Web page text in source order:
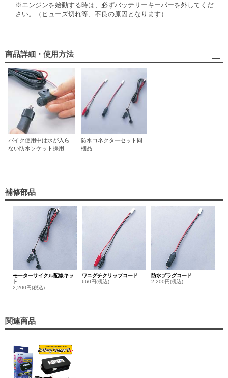
※エンジンを始動する時は、必ずバッテリーキーパーを外してくだ
さい。（ヒューズ切れ等、不良の原因となります）
商品詳細・使用方法
バイク使用中は水が入ら
ない防水ソケット採用
防水コネクターセット同
梱品
補修部品
モーターサイクル配線キッ
ト
2,200円(税込)
ワニグチクリップコード
660円(税込)
防水プラグコード
2,200円(税込)
関連商品